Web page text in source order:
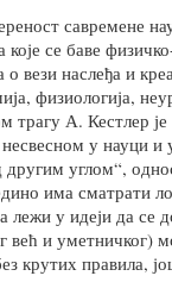
савремене
које се баве
о вези наслеђа и
физиологија,
трагу А. Кестлер
у науци
углом“,
има сматрати
лежи у идеји да се
већ и уметничког)
крутих правила,